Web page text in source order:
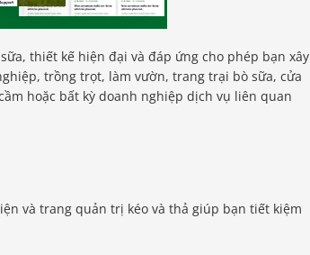
thiết kế hiện đại và đáp ứng cho phép bạn xây
trồng trọt, làm vườn, trang trại bò sữa, cửa
hoặc bất kỳ doanh nghiệp dịch vụ liên quan
và trang quản trị kéo và thả giúp bạn tiết kiệm